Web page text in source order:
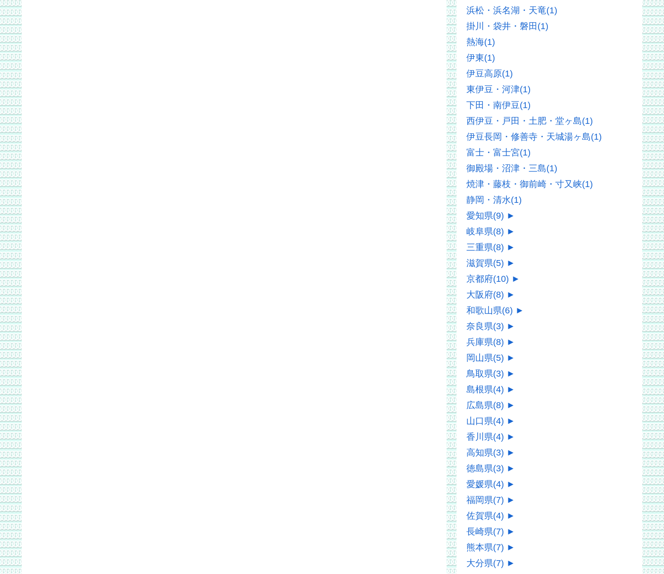
浜松・浜名湖・天竜(1)
掛川・袋井・磐田 (1)
熱海(1)
伊東(1)
伊豆高原(1)
東伊豆・河津(1)
下田・南伊豆(1)
西伊豆・戸田・土肥・堂ヶ島(1)
伊豆長岡・修善寺・天城湯ヶ島(1)
富士・富士宮(1)
御殿場・沼津・三島(1)
焼津・藤枝・御前崎・寸又峡(1)
静岡・清水(1)
愛知県(9) ►
岐阜県(8) ►
三重県(8) ►
滋賀県(5) ►
京都府(10) ►
大阪府(8) ►
和歌山県(6) ►
奈良県(3) ►
兵庫県(8) ►
岡山県(5) ►
鳥取県(3) ►
島根県(4) ►
広島県(8) ►
山口県(4) ►
香川県(4) ►
高知県(3) ►
徳島県(3) ►
愛媛県(4) ►
福岡県(7) ►
佐賀県(4) ►
長崎県(7) ►
熊本県(7) ►
大分県(7) ►